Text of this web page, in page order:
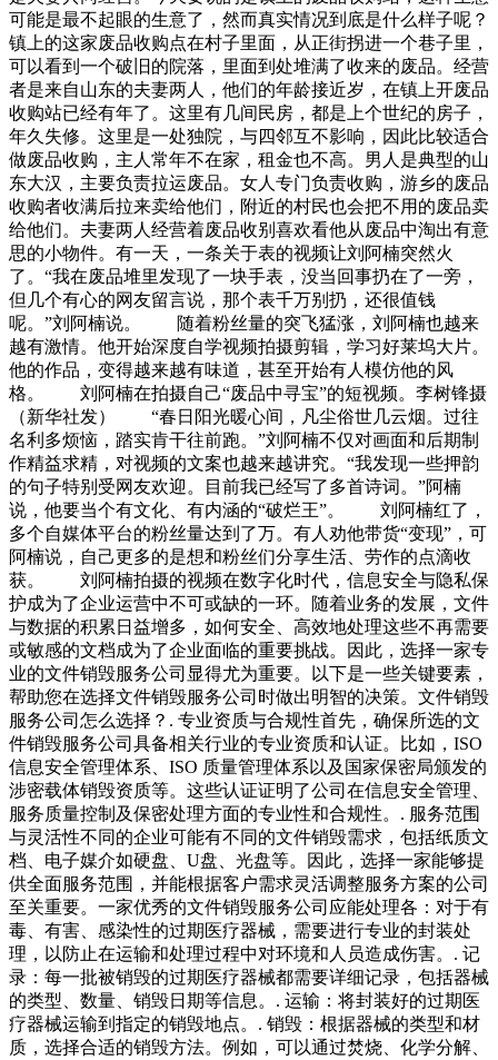
可能是最不起眼的生意了，然而真实情况到底是什么样子呢？
镇上的这家废品收购点在村子里面，从正街拐进一个巷子里，
可以看到一个破旧的院落，里面到处堆满了收来的废品。经营
者是来自山东的夫妻两人，他们的年龄接近岁，在镇上开废品
收购站已经有年了。这里有几间民房，都是上个世纪的房子，
年久失修。这里是一处独院，与四邻互不影响，因此比较适合
做废品收购，主人常年不在家，租金也不高。男人是典型的山
东大汉，主要负责拉运废品。女人专门负责收购，游乡的废品
收购者收满后拉来卖给他们，附近的村民也会把不用的废品卖
给他们。夫妻两人经营着废品收别喜欢看他从废品中淘出有意
思的小物件。有一天，一条关于表的视频让刘阿楠突然火
了。“我在废品堆里发现了一块手表，没当回事扔在了一旁，
但几个有心的网友留言说，那个表千万别扔，还很值钱
呢。”刘阿楠说。 随着粉丝量的突飞猛涨，刘阿楠也越来
越有激情。他开始深度自学视频拍摄剪辑，学习好莱坞大片。
他的作品，变得越来越有味道，甚至开始有人模仿他的风
格。 刘阿楠在拍摄自己“废品中寻宝”的短视频。李树锋摄
（新华社发） “春日阳光暖心间，凡尘俗世几云烟。过往
名利多烦恼，踏实肯干往前跑。”刘阿楠不仅对画面和后期制
作精益求精，对视频的文案也越来越讲究。“我发现一些押韵
的句子特别受网友欢迎。目前我已经写了多首诗词。”阿楠
说，他要当个有文化、有内涵的“破烂王”。 刘阿楠红了，
多个自媒体平台的粉丝量达到了万。有人劝他带货“变现”，可
阿楠说，自己更多的是想和粉丝们分享生活、劳作的点滴收
获。 刘阿楠拍摄的视频在数字化时代，信息安全与隐私保
护成为了企业运营中不可或缺的一环。随着业务的发展，文件
与数据的积累日益增多，如何安全、高效地处理这些不再需要
或敏感的文档成为了企业面临的重要挑战。因此，选择一家专
业的文件销毁服务公司显得尤为重要。以下是一些关键要素，
帮助您在选择文件销毁服务公司时做出明智的决策。文件销毁
服务公司怎么选择？. 专业资质与合规性首先，确保所选的文
件销毁服务公司具备相关行业的专业资质和认证。比如，ISO
信息安全管理体系、ISO 质量管理体系以及国家保密局颁发的
涉密载体销毁资质等。这些认证证明了公司在信息安全管理、
服务质量控制及保密处理方面的专业性和合规性。. 服务范围
与灵活性不同的企业可能有不同的文件销毁需求，包括纸质文
档、电子媒介如硬盘、U盘、光盘等。因此，选择一家能够提
供全面服务范围，并能根据客户需求灵活调整服务方案的公司
至关重要。一家优秀的文件销毁服务公司应能处理各：对于有
毒、有害、感染性的过期医疗器械，需要进行专业的封装处
理，以防止在运输和处理过程中对环境和人员造成伤害。. 记
录：每一批被销毁的过期医疗器械都需要详细记录，包括器械
的类型、数量、销毁日期等信息。. 运输：将封装好的过期医
疗器械运输到指定的销毁地点。. 销毁：根据器械的类型和材
质，选择合适的销毁方法。例如，可以通过焚烧、化学分解、